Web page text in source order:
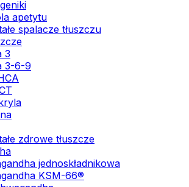
apetytu
spalacze tłuszczu
3
3-6-9
zdrowe tłuszcze
jednoskładnikowa
KSM-66®